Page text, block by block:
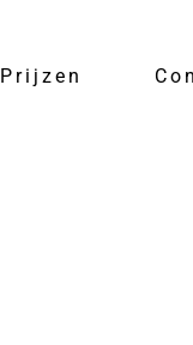
Prijzen